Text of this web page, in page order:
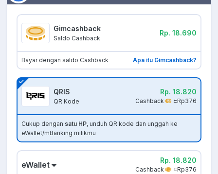
Gimcashback
Saldo Cashback
Rp. 18.690
Bayar dengan saldo Cashback Apa itu Gimcashback?
QRIS
QR Kode
Rp. 18.820
Cashback ±Rp376
Cukup dengan satu HP, unduh QR kode dan unggah ke
eWallet/mBanking milikmu
eWallet Rp. 18.820
Cashback ±Rp376